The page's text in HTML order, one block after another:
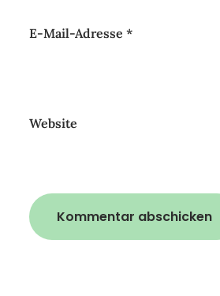
E-Mail-Adresse*
Website